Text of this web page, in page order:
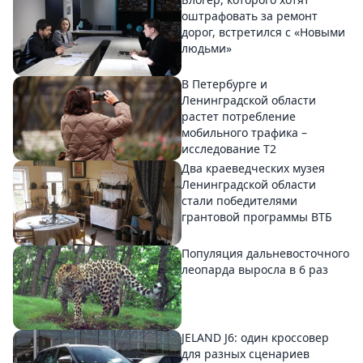
оштрафовать за ремонт
дорог, встретился с «Новыми
людьми»
В Петербурге и
Ленинградской области
растет потребление
мобильного трафика –
исследование T2
Два краеведческих музея
Ленинградской области
стали победителями
грантовой программы ВТБ
Популяция дальневосточного
леопарда выросла в 6 раз
JELAND J6: один кроссовер
для разных сценариев